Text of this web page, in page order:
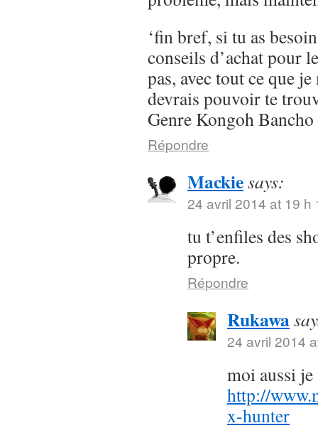
‘fin bref, si tu as
conseils d’achat pour
pas, avec tout ce que
devrais pouvoir te
Genre Kongoh Bancho
Répondre
Mackiesays:
24 avril 2014 at 19 h
tu t’enfiles des
propre.
Répondre
Rukawa
24 avril 2014
moi aussi
http://
x-hunter